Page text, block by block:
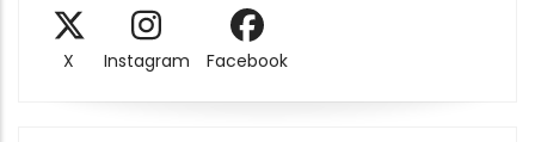
X Instagram Facebook